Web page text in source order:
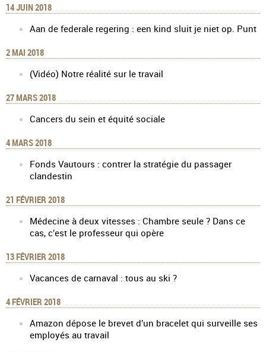
14 JUIN 2018
Aan de federale regering : een kind sluit je niet op. Punt
2 MAI 2018
(Vidéo) Notre réalité sur le travail
27 MARS 2018
Cancers du sein et équité sociale
4 MARS 2018
Fonds Vautours : contrer la stratégie du passager
clandestin
21 FÉVRIER 2018
Médecine à deux vitesses : Chambre seule ? Dans ce
cas, c’est le professeur qui opère
13 FÉVRIER 2018
Vacances de carnaval : tous au ski ?
4 FÉVRIER 2018
Amazon dépose le brevet d’un bracelet qui surveille ses
employés au travail